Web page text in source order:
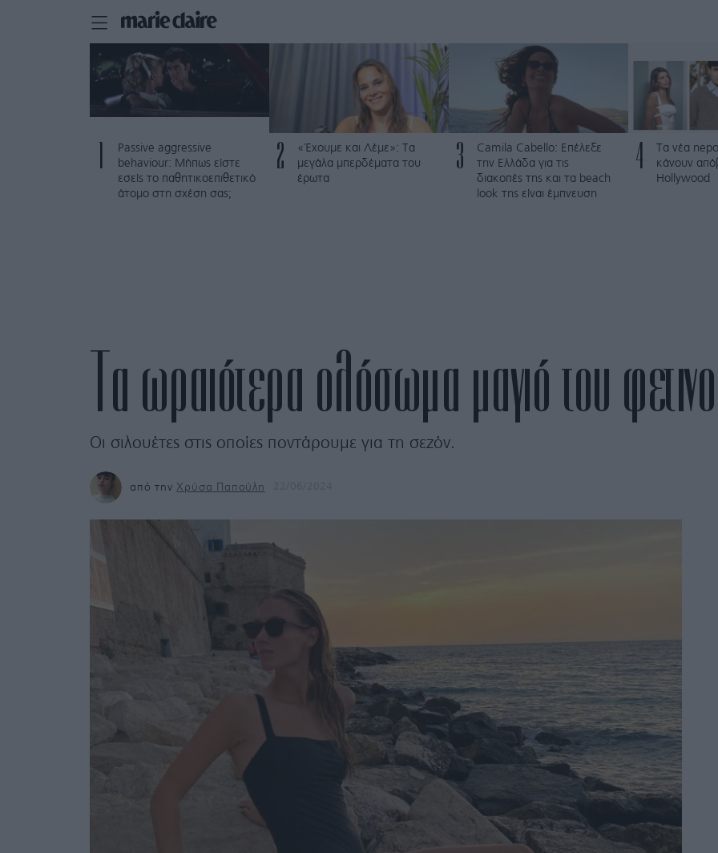
Passive aggressive
behaviour: Μήπως είστε
εσείς το παθητικοεπιθετικό
άτομο στη σχέση σας;
2
«Έχουμε και Λέμε»: Τα
μεγάλα μπερδέματα του
έρωτα
3
Camila Cabello: Επέλεξε
την Ελλάδα για τις
διακοπές της και τα beach
look της είναι έμπνευση
4
Τα νέα
κάνουν
Hollywood
Τα ωραιότερα ολόσωμα μαγιό του
Οι σιλουέτες στις οποίες ποντάρουμε για τη σεζόν.
από την Χρύσα Παπούλη